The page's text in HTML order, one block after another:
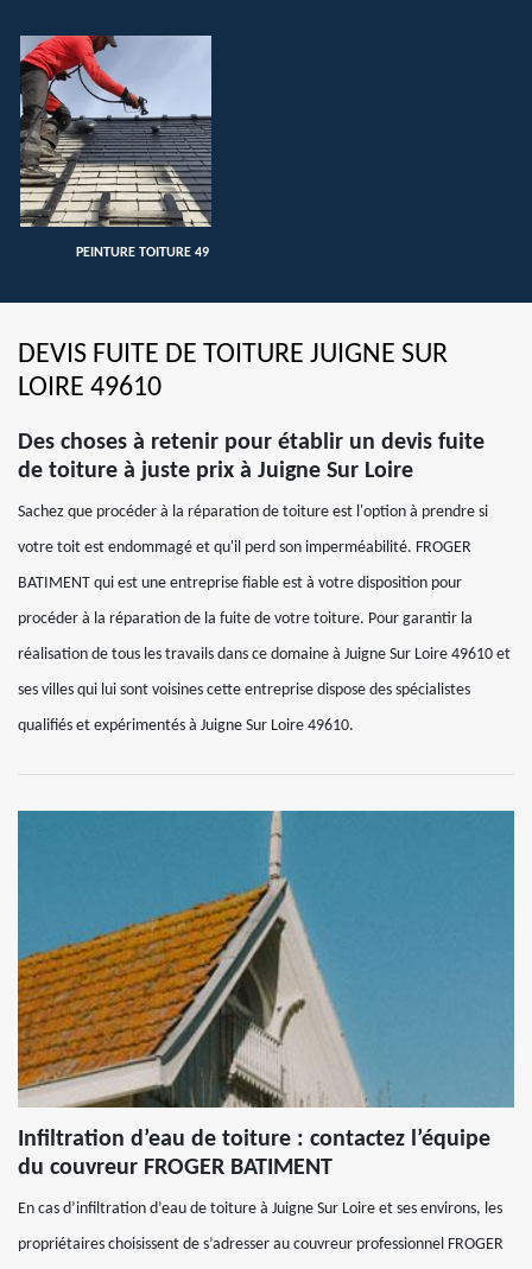
PEINTURE TOITURE 49
DEVIS FUITE DE TOITURE JUIGNE SUR
LOIRE 49610
Des choses à retenir pour établir un devis fuite
de toiture à juste prix à Juigne Sur Loire
Sachez que procéder à la réparation de toiture est l'option à prendre si
votre toit est endommagé et qu'il perd son imperméabilité. FROGER
BATIMENT qui est une entreprise fiable est à votre disposition pour
procéder à la réparation de la fuite de votre toiture. Pour garantir la
réalisation de tous les travails dans ce domaine à Juigne Sur Loire 49610 et
ses villes qui lui sont voisines cette entreprise dispose des spécialistes
qualifiés et expérimentés à Juigne Sur Loire 49610.
Infiltration d’eau de toiture : contactez l’équipe
du couvreur FROGER BATIMENT
En cas d’infiltration d’eau de toiture à Juigne Sur Loire et ses environs, les
propriétaires choisissent de s’adresser au couvreur professionnel FROGER